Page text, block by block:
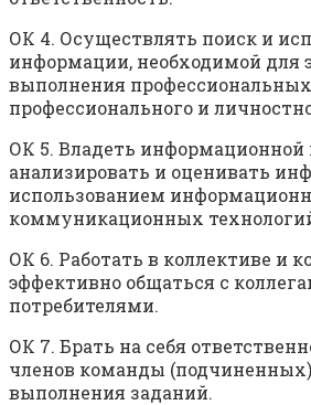
ОК 4. Осуществлять поиск и
информации, необходимой для
выполнения
профессионального и
ОК 5. Владеть информационной
анализировать и оценивать
использованием
коммуникационных
ОК 6. Работать в коллективе и
эффективно общаться с
потребителями.
ОК 7. Брать на себя
членов команды
выполнения заданий.